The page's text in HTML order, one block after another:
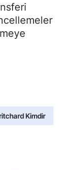
Kimdir